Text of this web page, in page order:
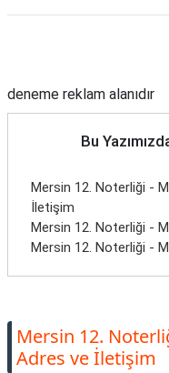
deneme reklam alanıdır
Bu
Mersin 12. Noterliği -
İletişim
Mersin 12. Noterliği -
Mersin 12. Noterliği -
Mersin 12.
Adres ve İletişim